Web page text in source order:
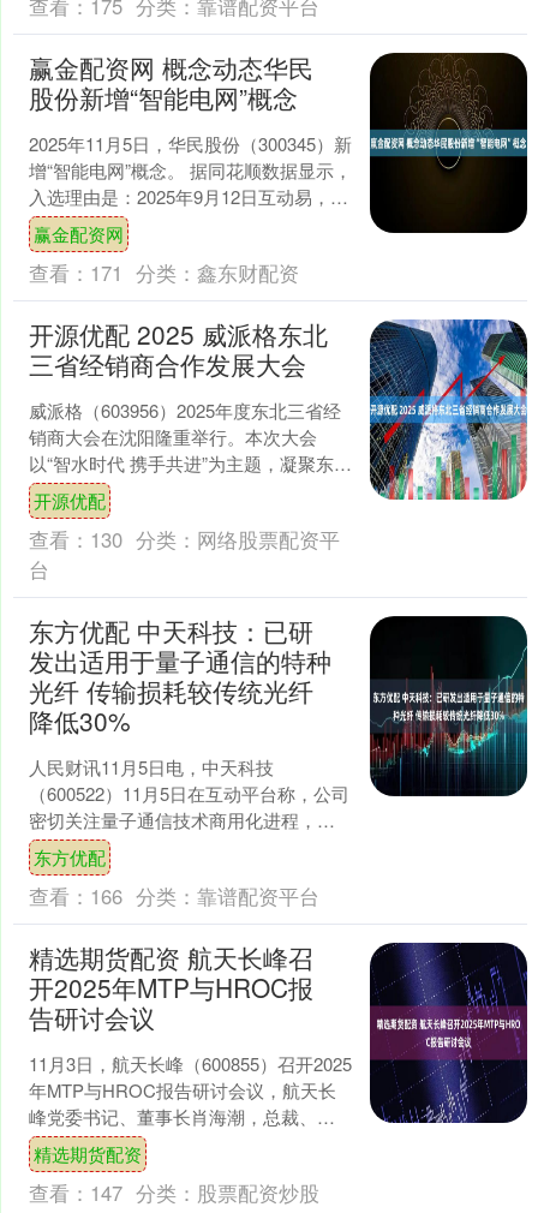
赢金配资网 概念动态华民
股份新增“智能电网”概念
2025年11月5日，华民股份（300345）新
增“智能电网”概念。 据同花顺数据显示，
入选理由是：2025年9月12日互动易，公
司全资子公司湖南鸿宇旨在通过微....
赢金配资网
查看： 171 分类： 鑫东财配资
开源优配 2025 威派格东北
三省经销商合作发展大会
威派格（603956）2025年度东北三省经
销商大会在沈阳隆重举行。本次大会
以“智水时代 携手共进”为主题，凝聚东北
三省的核心经销商代表齐聚一堂，深入
探讨行业发....
开源优配
查看： 130 分类： 网络股票配资平
台
东方优配 中天科技：已研
发出适用于量子通信的特种
光纤 传输损耗较传统光纤
降低30%
人民财讯11月5日电，中天科技
（600522）11月5日在互动平台称，公司
密切关注量子通信技术商用化进程，坚
持持续创新，研发出适用于量子通信的
特种光纤，传输损耗....
东方优配
查看： 166 分类： 靠谱配资平台
精选期货配资 航天长峰召
开2025年MTP与HROC报
告研讨会议
11月3日，航天长峰（600855）召开2025
年MTP与HROC报告研讨会议，航天长
峰党委书记、董事长肖海潮，总裁、党
委副书记刘大军等公司领导，总监，本
部部门....
精选期货配资
查看： 147 分类： 股票配资炒股